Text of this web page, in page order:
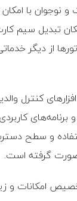
نوجوان با
تبدیل سیم
از دیگر
کنترل
و برنامه‌های
و سطح دسترسی
صورت گرفته است.
امکانات